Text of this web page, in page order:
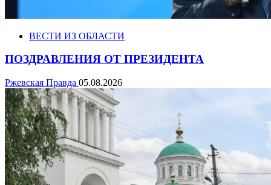
ВЕСТИ ИЗ ОБЛАСТИ
ПОЗДРАВЛЕНИЯ ОТ ПРЕЗИДЕНТА
Ржевская Правда 05.08.2026